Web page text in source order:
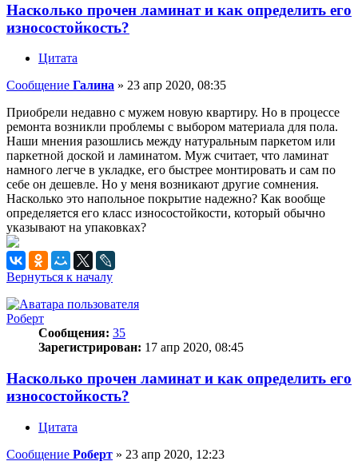
Насколько прочен ламинат и как определить его
износостойкость?
Цитата
Сообщение Галина » 23 апр 2020, 08:35
Приобрели недавно с мужем новую квартиру. Но в процессе
ремонта возникли проблемы с выбором материала для пола.
Наши мнения разошлись между натуральным паркетом или
паркетной доской и ламинатом. Муж считает, что ламинат
намного легче в укладке, его быстрее монтировать и сам по
себе он дешевле. Но у меня возникают другие сомнения.
Насколько это напольное покрытие надежно? Как вообще
определяется его класс износостойкости, который обычно
указывают на упаковках?
Вернуться к началу
Роберт
Сообщения: 35
Зарегистрирован: 17 апр 2020, 08:45
Насколько прочен ламинат и как определить его
износостойкость?
Цитата
Сообщение Роберт » 23 апр 2020, 12:23